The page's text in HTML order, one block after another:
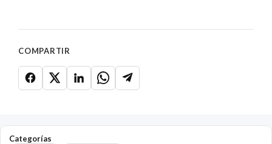
COMPARTIR
Categorías